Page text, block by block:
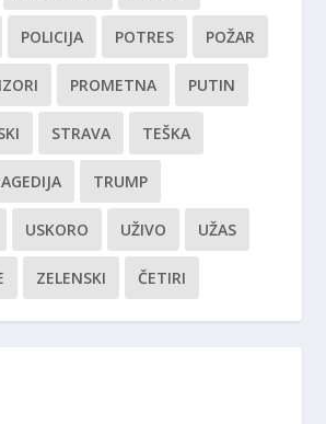
POLICIJA POTRES POŽAR
PROMETNA PUTIN
STRAVA TEŠKA
TRUMP
USKORO UŽIVO UŽAS
ZELENSKI ČETIRI